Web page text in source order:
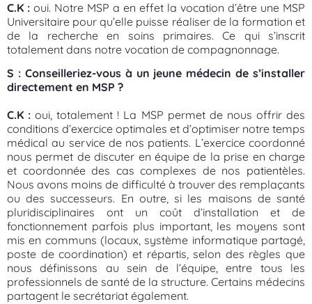
C.K : oui. Notre MSP a en effet la vocation d’être une MSP
Universitaire pour qu’elle puisse réaliser de la formation et
de la recherche en soins primaires. Ce qui s’inscrit
totalement dans notre vocation de compagnonnage.
S : Conseilleriez-vous à un jeune médecin de s’installer
directement en MSP ?
C.K : oui, totalement ! La MSP permet de nous offrir des
conditions d’exercice optimales et d’optimiser notre temps
médical au service de nos patients. L’exercice coordonné
nous permet de discuter en équipe de la prise en charge
et coordonnée des cas complexes de nos patientèles.
Nous avons moins de difficulté à trouver des remplaçants
ou des successeurs. En outre, si les maisons de santé
pluridisciplinaires ont un coût d’installation et de
fonctionnement parfois plus important, les moyens sont
mis en communs (locaux, système informatique partagé,
poste de coordination) et répartis, selon des règles que
nous définissons au sein de l’équipe, entre tous les
professionnels de santé de la structure. Certains médecins
partagent le secrétariat également.